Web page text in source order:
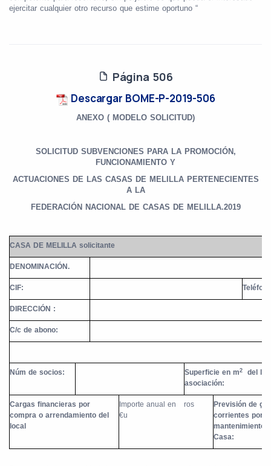
ejercitar cualquier otro recurso que estime oportuno “
Página 506
Descargar BOME-P-2019-506
ANEXO ( MODELO SOLICITUD)
SOLICITUD SUBVENCIONES PARA LA PROMOCIÓN,
FUNCIONAMIENTO Y
ACTUACIONES DE LAS CASAS DE MELILLA PERTENECIENTES
A LA
FEDERACIÓN NACIONAL DE CASAS DE MELILLA.2019
CASA DE MELILLA solicitante
DENOMINACIÓN.
CIF:
DIRECCIÓN :
C/c de abono:
Núm de socios: Superficie en m2
del
asociación:
Cargas financieras por
compra o arrendamiento del
local
Importe anual en
€u
ros
Previsión de
corrientes por el
mantenimiento
Casa: